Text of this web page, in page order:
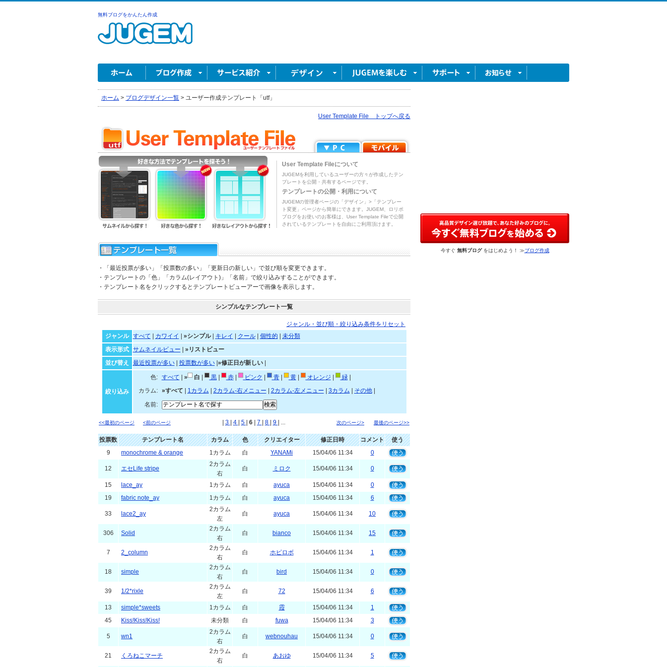
無料ブログをかんたん作成
ホーム > ブログデザイン一覧 > ユーザー作成テンプレート「utf」
User Template File トップへ戻る
User Template Fileについて
JUGEMを利用しているユーザーの方々が作成したテン
プレートを公開・共有するページです。
テンプレートの公開・利用について
JUGEMの管理者ページの「デザイン」>「テンプレー
ト変更」ページから簡単にできます。JUGEM、ロリポ
ブログをお使いのお客様は、User Template Fileで公開
されているテンプレートを自由にご利用頂けます。
・「最近投票が多い」「投票数の多い」「更新日の新しい」で並び順を変更できます。
・テンプレートの「色」「カラム(レイアウト)」「名前」で絞り込みすることができます。
・テンプレート名をクリックするとテンプレートビューアーで画像を表示します。
シンプルなテンプレート一覧
ジャンル・並び順・絞り込み条件をリセット
ジャンル
すべて カワイイ »シンプル| キレイ クール| 個性的
未分類
表示形式
サムネイルビュー
»リストビュー
並び替え
最近投票が多い| 投票数が多い| »修正日が新しい|
絞り込み
色: すべて » 白 黒| 赤| ピンク 青| 黄| オレンジ 緑|
カラム:
»すべて 1カラム 2カラム-右メニュー 2カラム-左メニュー 3カラム その他|
名前:
<<最初のページ <前のページ 3 4 5 6 7 8 9 | ... 次のページ> 最後のページ>>
投票数 テンプレート名 カラム 色 クリエイター 修正日時 コメント
使う
9
monochrome & orange 1カラム 白 YANAMi 15/04/06 11:34 0
12 エセLife stripe
2カラム
右
白 ミロク 15/04/06 11:34 0
15 lace_ay 1カラム 白 ayuca 15/04/06 11:34
0
19
fabric note_ay 1カラム 白 ayuca 15/04/06 11:34 6
33 lace2_ay
2カラム
左
白 ayuca 15/04/06 11:34 10
306 Solid
2カラム
右
白 bianco 15/04/06 11:34 15
7 2_column
2カラム
右
白 ホピロボ 15/04/06 11:34 1
18 simple
2カラム
右
白 bird 15/04/06 11:34 0
39 1/2*rixle
2カラム
左
白 72 15/04/06 11:34 6
13 simple*sweets 1カラム 白 霞 15/04/06 11:34
1
45
Kiss!Kiss!Kiss! 未分類 白 fuwa 15/04/06 11:34 3
5 wn1
2カラム
右
白 webnouhau 15/04/06 11:34 0
21 くろねこマーチ
2カラム
右
白 あおゆ 15/04/06 11:34 5
今すぐ 無料ブログをはじめよう！ ≫ブログ作成